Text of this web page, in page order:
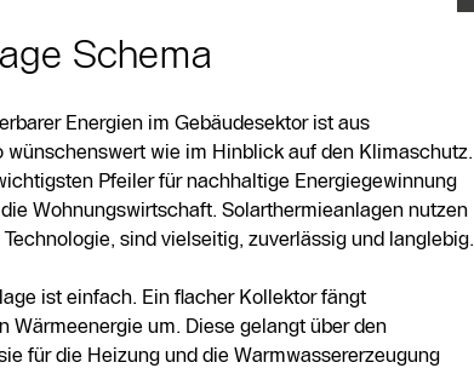
Schema
Energien im Gebäudesektor ist aus
wie im Hinblick auf den Klimaschutz.
Pfeiler für nachhaltige Energiegewinnung
Wohnungswirtschaft. Solarthermieanlagen nutzen
sind vielseitig, zuverlässig und langlebig.
ist einfach. Ein flacher Kollektor fängt
Wärmeenergie um. Diese gelangt über den
für die Heizung und die Warmwassererzeugung